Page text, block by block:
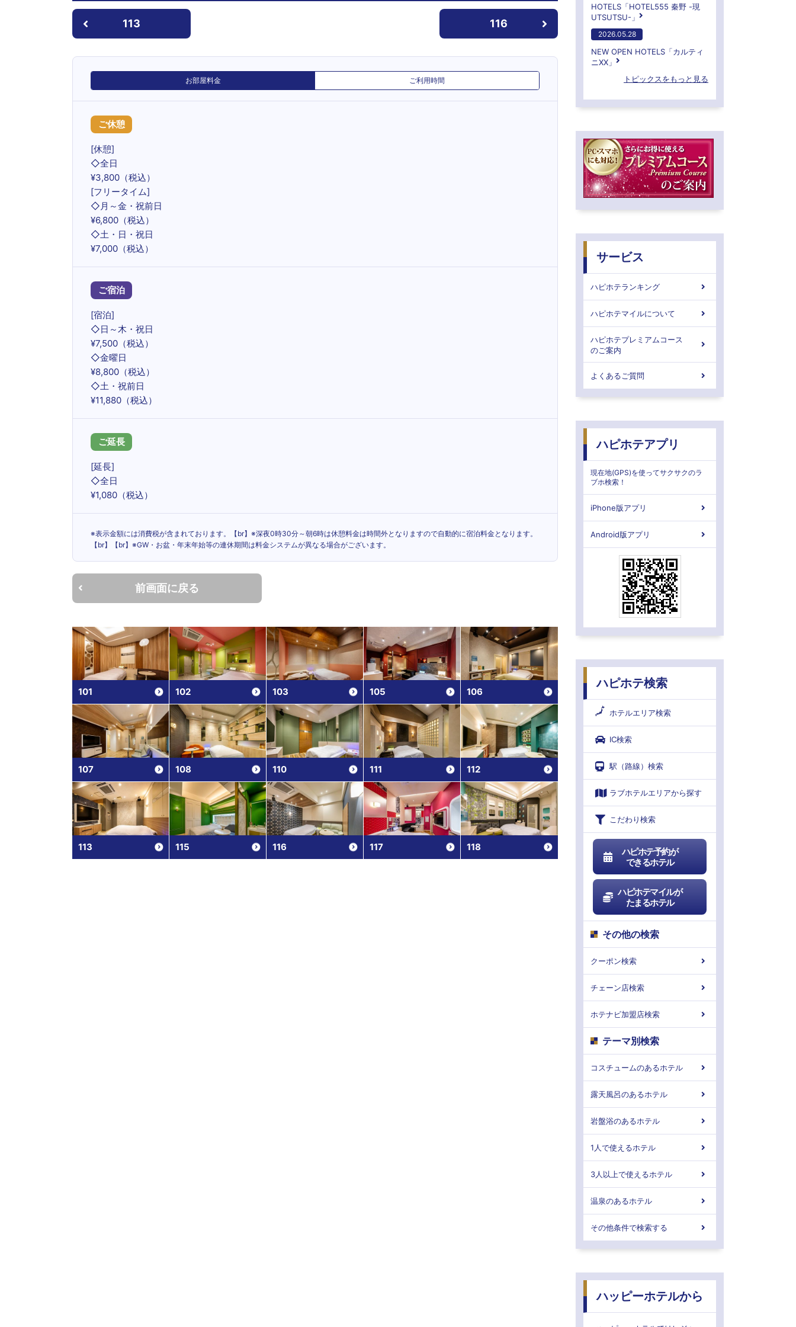
113 116
お部屋料金 ご利用時間
ご休憩
[休憩]
◇全日
¥3,800（税込）
[フリータイム]
◇月～金・祝前日
¥6,800（税込）
◇土・日・祝日
¥7,000（税込）
ご宿泊
[宿泊]
◇日～木・祝日
¥7,500（税込）
◇金曜日
¥8,800（税込）
◇土・祝前日
¥11,880（税込）
ご延長
[延長]
◇全日
¥1,080（税込）
※表示金額には消費税が含まれております。【br】※深夜0時30分～朝6時は休憩料金は時間外となりますので自動的に宿泊料金となります。
【br】【br】※GW・お盆・年末年始等の連休期間は料金システムが異なる場合がございます。
前画面に戻る
101 102 103 105 106
107 108 110 111 112
113 115 116 117 118
HOTELS「HOTEL555 秦野 -現
UTSUTSU-」
2026.05.28
NEW OPEN HOTELS「カルティ
ニXX」
トピックスをもっと見る
サービス
ハピホテランキング
ハピホテマイルについて
ハピホテプレミアムコース
のご案内
よくあるご質問
ハピホテアプリ
現在地(GPS)を使ってサクサクのラ
ブホ検索！
iPhone版アプリ
Android版アプリ
ハピホテ検索
ホテルエリア検索
IC検索
駅（路線）検索
ラブホテルエリアから探す
こだわり検索
ハピホテ予約が
できるホテル
ハピホテマイルが
たまるホテル
その他の検索
クーポン検索
チェーン店検索
ホテナビ加盟店検索
テーマ別検索
コスチュームのあるホテル
露天風呂のあるホテル
岩盤浴のあるホテル
1人で使えるホテル
3人以上で使えるホテル
温泉のあるホテル
その他条件で検索する
ハッピーホテルから